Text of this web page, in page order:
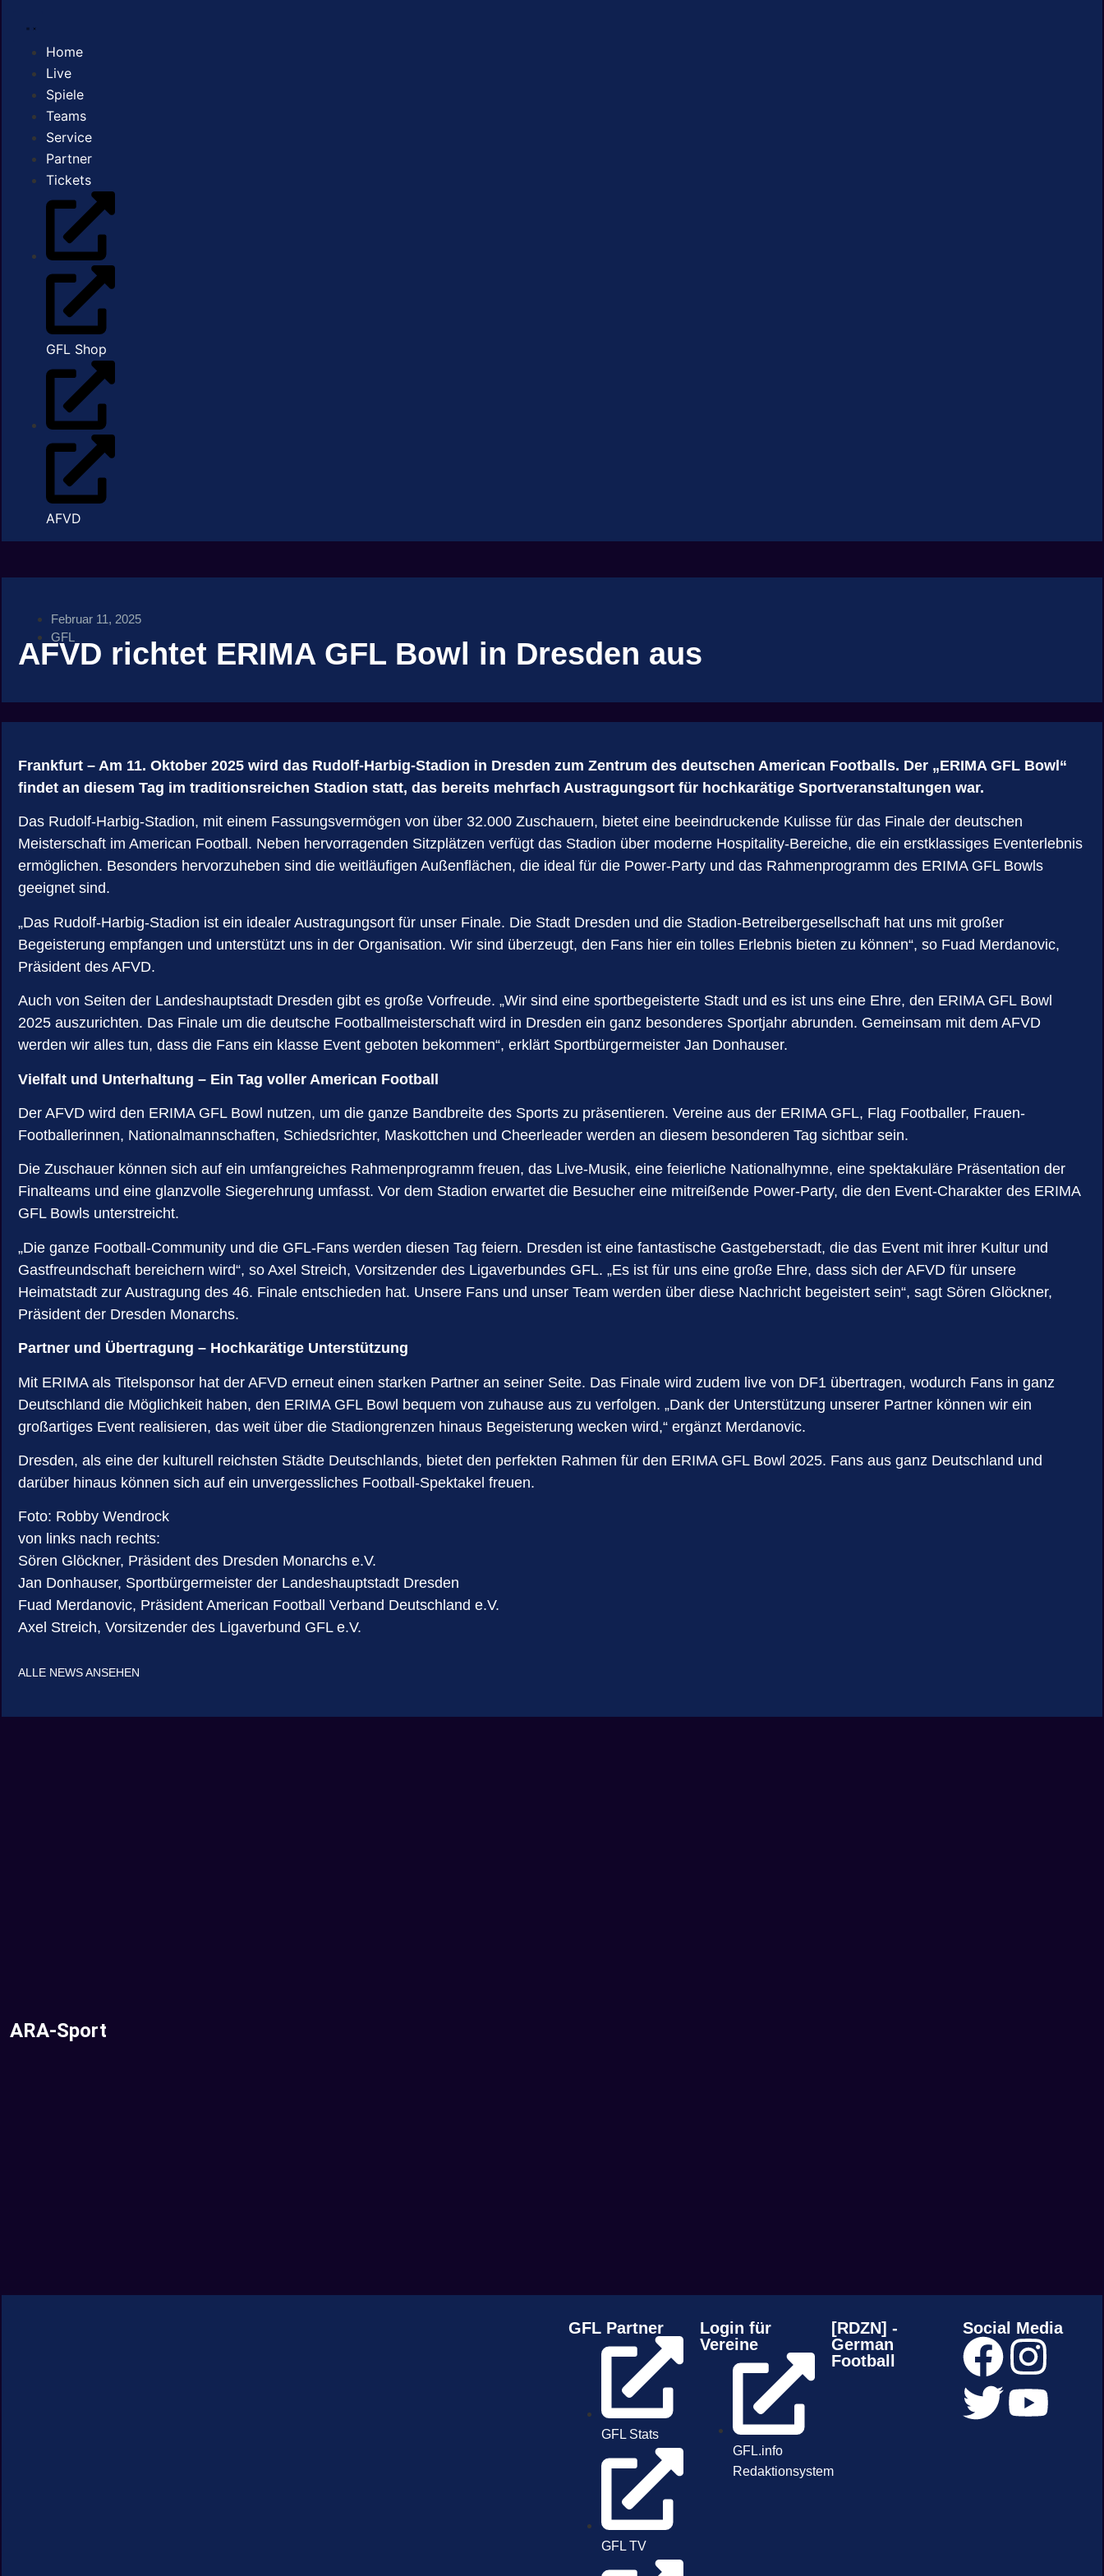
Home
Live
Spiele
Teams
Service
Partner
Tickets
GFL Shop
AFVD
Februar 11, 2025
GFL
AFVD richtet ERIMA GFL Bowl in Dresden aus
Frankfurt – Am 11. Oktober 2025 wird das Rudolf-Harbig-Stadion in Dresden zum Zentrum des deutschen American Footballs. Der „ERIMA GFL Bowl“
findet an diesem Tag im traditionsreichen Stadion statt, das bereits mehrfach Austragungsort für hochkarätige Sportveranstaltungen war.
Das Rudolf-Harbig-Stadion, mit einem Fassungsvermögen von über 32.000 Zuschauern, bietet eine beeindruckende Kulisse für das Finale der deutschen
Meisterschaft im American Football. Neben hervorragenden Sitzplätzen verfügt das Stadion über moderne Hospitality-Bereiche, die ein erstklassiges Eventerlebnis
ermöglichen. Besonders hervorzuheben sind die weitläufigen Außenflächen, die ideal für die Power-Party und das Rahmenprogramm des ERIMA GFL Bowls
geeignet sind.
„Das Rudolf-Harbig-Stadion ist ein idealer Austragungsort für unser Finale. Die Stadt Dresden und die Stadion-Betreibergesellschaft hat uns mit großer
Begeisterung empfangen und unterstützt uns in der Organisation. Wir sind überzeugt, den Fans hier ein tolles Erlebnis bieten zu können“, so Fuad Merdanovic,
Präsident des AFVD.
Auch von Seiten der Landeshauptstadt Dresden gibt es große Vorfreude. „Wir sind eine sportbegeisterte Stadt und es ist uns eine Ehre, den ERIMA GFL Bowl
2025 auszurichten. Das Finale um die deutsche Footballmeisterschaft wird in Dresden ein ganz besonderes Sportjahr abrunden. Gemeinsam mit dem AFVD
werden wir alles tun, dass die Fans ein klasse Event geboten bekommen“, erklärt Sportbürgermeister Jan Donhauser.
Vielfalt und Unterhaltung – Ein Tag voller American Football
Der AFVD wird den ERIMA GFL Bowl nutzen, um die ganze Bandbreite des Sports zu präsentieren. Vereine aus der ERIMA GFL, Flag Footballer, Frauen-
Footballerinnen, Nationalmannschaften, Schiedsrichter, Maskottchen und Cheerleader werden an diesem besonderen Tag sichtbar sein.
Die Zuschauer können sich auf ein umfangreiches Rahmenprogramm freuen, das Live-Musik, eine feierliche Nationalhymne, eine spektakuläre Präsentation der
Finalteams und eine glanzvolle Siegerehrung umfasst. Vor dem Stadion erwartet die Besucher eine mitreißende Power-Party, die den Event-Charakter des ERIMA
GFL Bowls unterstreicht.
„Die ganze Football-Community und die GFL-Fans werden diesen Tag feiern. Dresden ist eine fantastische Gastgeberstadt, die das Event mit ihrer Kultur und
Gastfreundschaft bereichern wird“, so Axel Streich, Vorsitzender des Ligaverbundes GFL. „Es ist für uns eine große Ehre, dass sich der AFVD für unsere
Heimatstadt zur Austragung des 46. Finale entschieden hat. Unsere Fans und unser Team werden über diese Nachricht begeistert sein“, sagt Sören Glöckner,
Präsident der Dresden Monarchs.
Partner und Übertragung – Hochkarätige Unterstützung
Mit ERIMA als Titelsponsor hat der AFVD erneut einen starken Partner an seiner Seite. Das Finale wird zudem live von DF1 übertragen, wodurch Fans in ganz
Deutschland die Möglichkeit haben, den ERIMA GFL Bowl bequem von zuhause aus zu verfolgen. „Dank der Unterstützung unserer Partner können wir ein
großartiges Event realisieren, das weit über die Stadiongrenzen hinaus Begeisterung wecken wird,“ ergänzt Merdanovic.
Dresden, als eine der kulturell reichsten Städte Deutschlands, bietet den perfekten Rahmen für den ERIMA GFL Bowl 2025. Fans aus ganz Deutschland und
darüber hinaus können sich auf ein unvergessliches Football-Spektakel freuen.
Foto: Robby Wendrock
von links nach rechts:
Sören Glöckner, Präsident des Dresden Monarchs e.V.
Jan Donhauser, Sportbürgermeister der Landeshauptstadt Dresden
Fuad Merdanovic, Präsident American Football Verband Deutschland e.V.
Axel Streich, Vorsitzender des Ligaverbund GFL e.V.
ALLE NEWS ANSEHEN
ARA-Sport
GFL Partner
GFL Stats
GFL TV
Login für
Vereine
GFL.info
Redaktionsystem
[RDZN] -
German
Football
Social Media